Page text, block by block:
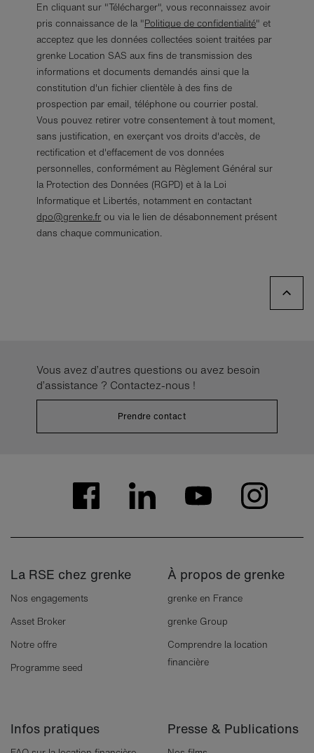
En cliquant sur "Télécharger", vous reconnaissez avoir
pris connaissance de la "Politique de confidentialité" et
acceptez que les données collectées soient traitées par
grenke Location SAS aux fins de transmission des
informations et documents demandés ainsi que la
constitution d'un fichier clientèle à des fins de
prospection par email, téléphone ou courrier postal.
Vous pouvez retirer votre consentement à tout moment,
sans justification, en exerçant vos droits d'accès, de
rectification et d'effacement de vos données
personnelles, conformément au Règlement Général sur
la Protection des Données (RGPD) et à la Loi
Informatique et Libertés, notamment en contactant
dpo@grenke.fr ou via le lien de désabonnement présent
dans chaque communication.
Vous avez d’autres questions ou avez besoin
d’assistance ? Contactez-nous !
Prendre contact
La RSE chez grenke
Nos engagements
Asset Broker
Notre offre
Programme seed
À propos de grenke
grenke en France
grenke Group
Comprendre la location
financière
Infos pratiques Presse & Publications